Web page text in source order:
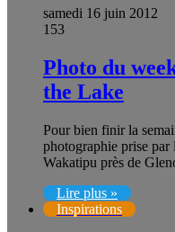
samedi 16 juin 2012
153
Photo du
the Lake
Pour bien finir la
photographie prise
Wakatipu près de
Lire plus »
Inspirations